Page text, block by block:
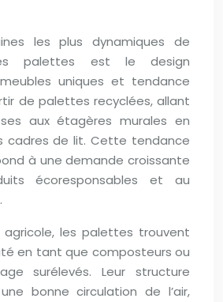
les plus dynamiques de
palettes est le design
meubles uniques et tendance
de palettes recyclées, allant
aux étagères murales en
cadres de lit. Cette tendance
à une demande croissante
écoresponsables et au
agricole, les palettes trouvent
en tant que composteurs ou
surélevés. Leur structure
bonne circulation de l’air,